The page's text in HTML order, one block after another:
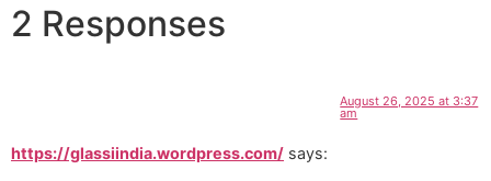
2 Responses
https://glassiindia.wordpress.com/ says:
August 26, 2025 at 3:37
am